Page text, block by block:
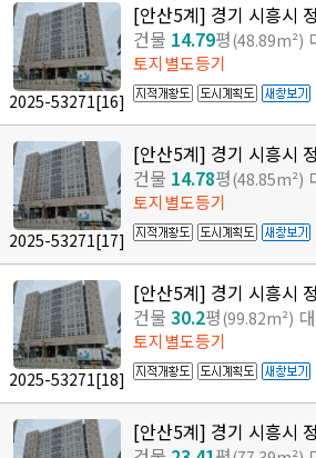
2025-53271[16]
[안산5계] 경기 시흥시
건물 14.79평(48.89m²)
토지별도등기
2025-53271[17]
[안산5계] 경기 시흥시
건물 14.78평(48.85m²)
토지별도등기
2025-53271[18]
[안산5계] 경기 시흥시
건물 30.2평(99.82m²)
토지별도등기
[안산5계] 경기 시흥시